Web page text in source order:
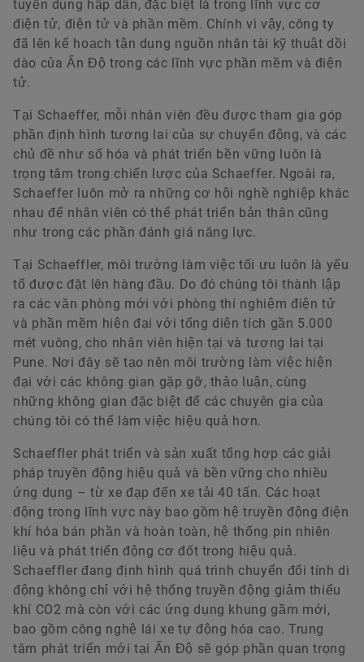
tuyển dụng hấp dẫn, đặc biệt là trong lĩnh vực cơ
điện tử, điện tử và phần mềm. Chính vì vậy, công ty
đã lên kế hoạch tận dụng nguồn nhân tài kỹ thuật dồi
dào của Ấn Độ trong các lĩnh vực phần mềm và điện
tử.
Tại Schaeffer, mỗi nhân viên đều được tham gia góp
phần định hình tương lai của sự chuyển động, và các
chủ đề như số hóa và phát triển bền vững luôn là
trọng tâm trong chiến lược của Schaeffer. Ngoài ra,
Schaeffer luôn mở ra những cơ hội nghề nghiệp khác
nhau để nhân viên có thể phát triển bản thân cũng
như trong các phần đánh giá năng lực.
Tại Schaeffler, môi trường làm việc tối ưu luôn là yếu
tố được đặt lên hàng đầu. Do đó chúng tôi thành lập
ra các văn phòng mới với phòng thí nghiệm điện tử
và phần mềm hiện đại với tổng diện tích gần 5.000
mét vuông, cho nhân viên hiện tại và tương lai tại
Pune. Nơi đây sẽ tạo nên môi trường làm việc hiện
đại với các không gian gặp gỡ, thảo luận, cùng
những không gian đặc biệt để các chuyên gia của
chúng tôi có thể làm việc hiệu quả hơn.
Schaeffler phát triển và sản xuất tổng hợp các giải
pháp truyền động hiệu quả và bền vững cho nhiều
ứng dụng – từ xe đạp đến xe tải 40 tấn. Các hoạt
động trong lĩnh vực này bao gồm hệ truyền động điện
khí hóa bán phần và hoàn toàn, hệ thống pin nhiên
liệu và phát triển động cơ đốt trong hiệu quả.
Schaeffler đang định hình quá trình chuyển đổi tính di
động không chỉ với hệ thống truyền động giảm thiểu
khí CO2 mà còn với các ứng dụng khung gầm mới,
bao gồm công nghệ lái xe tự động hóa cao. Trung
tâm phát triển mới tại Ấn Độ sẽ góp phần quan trọng